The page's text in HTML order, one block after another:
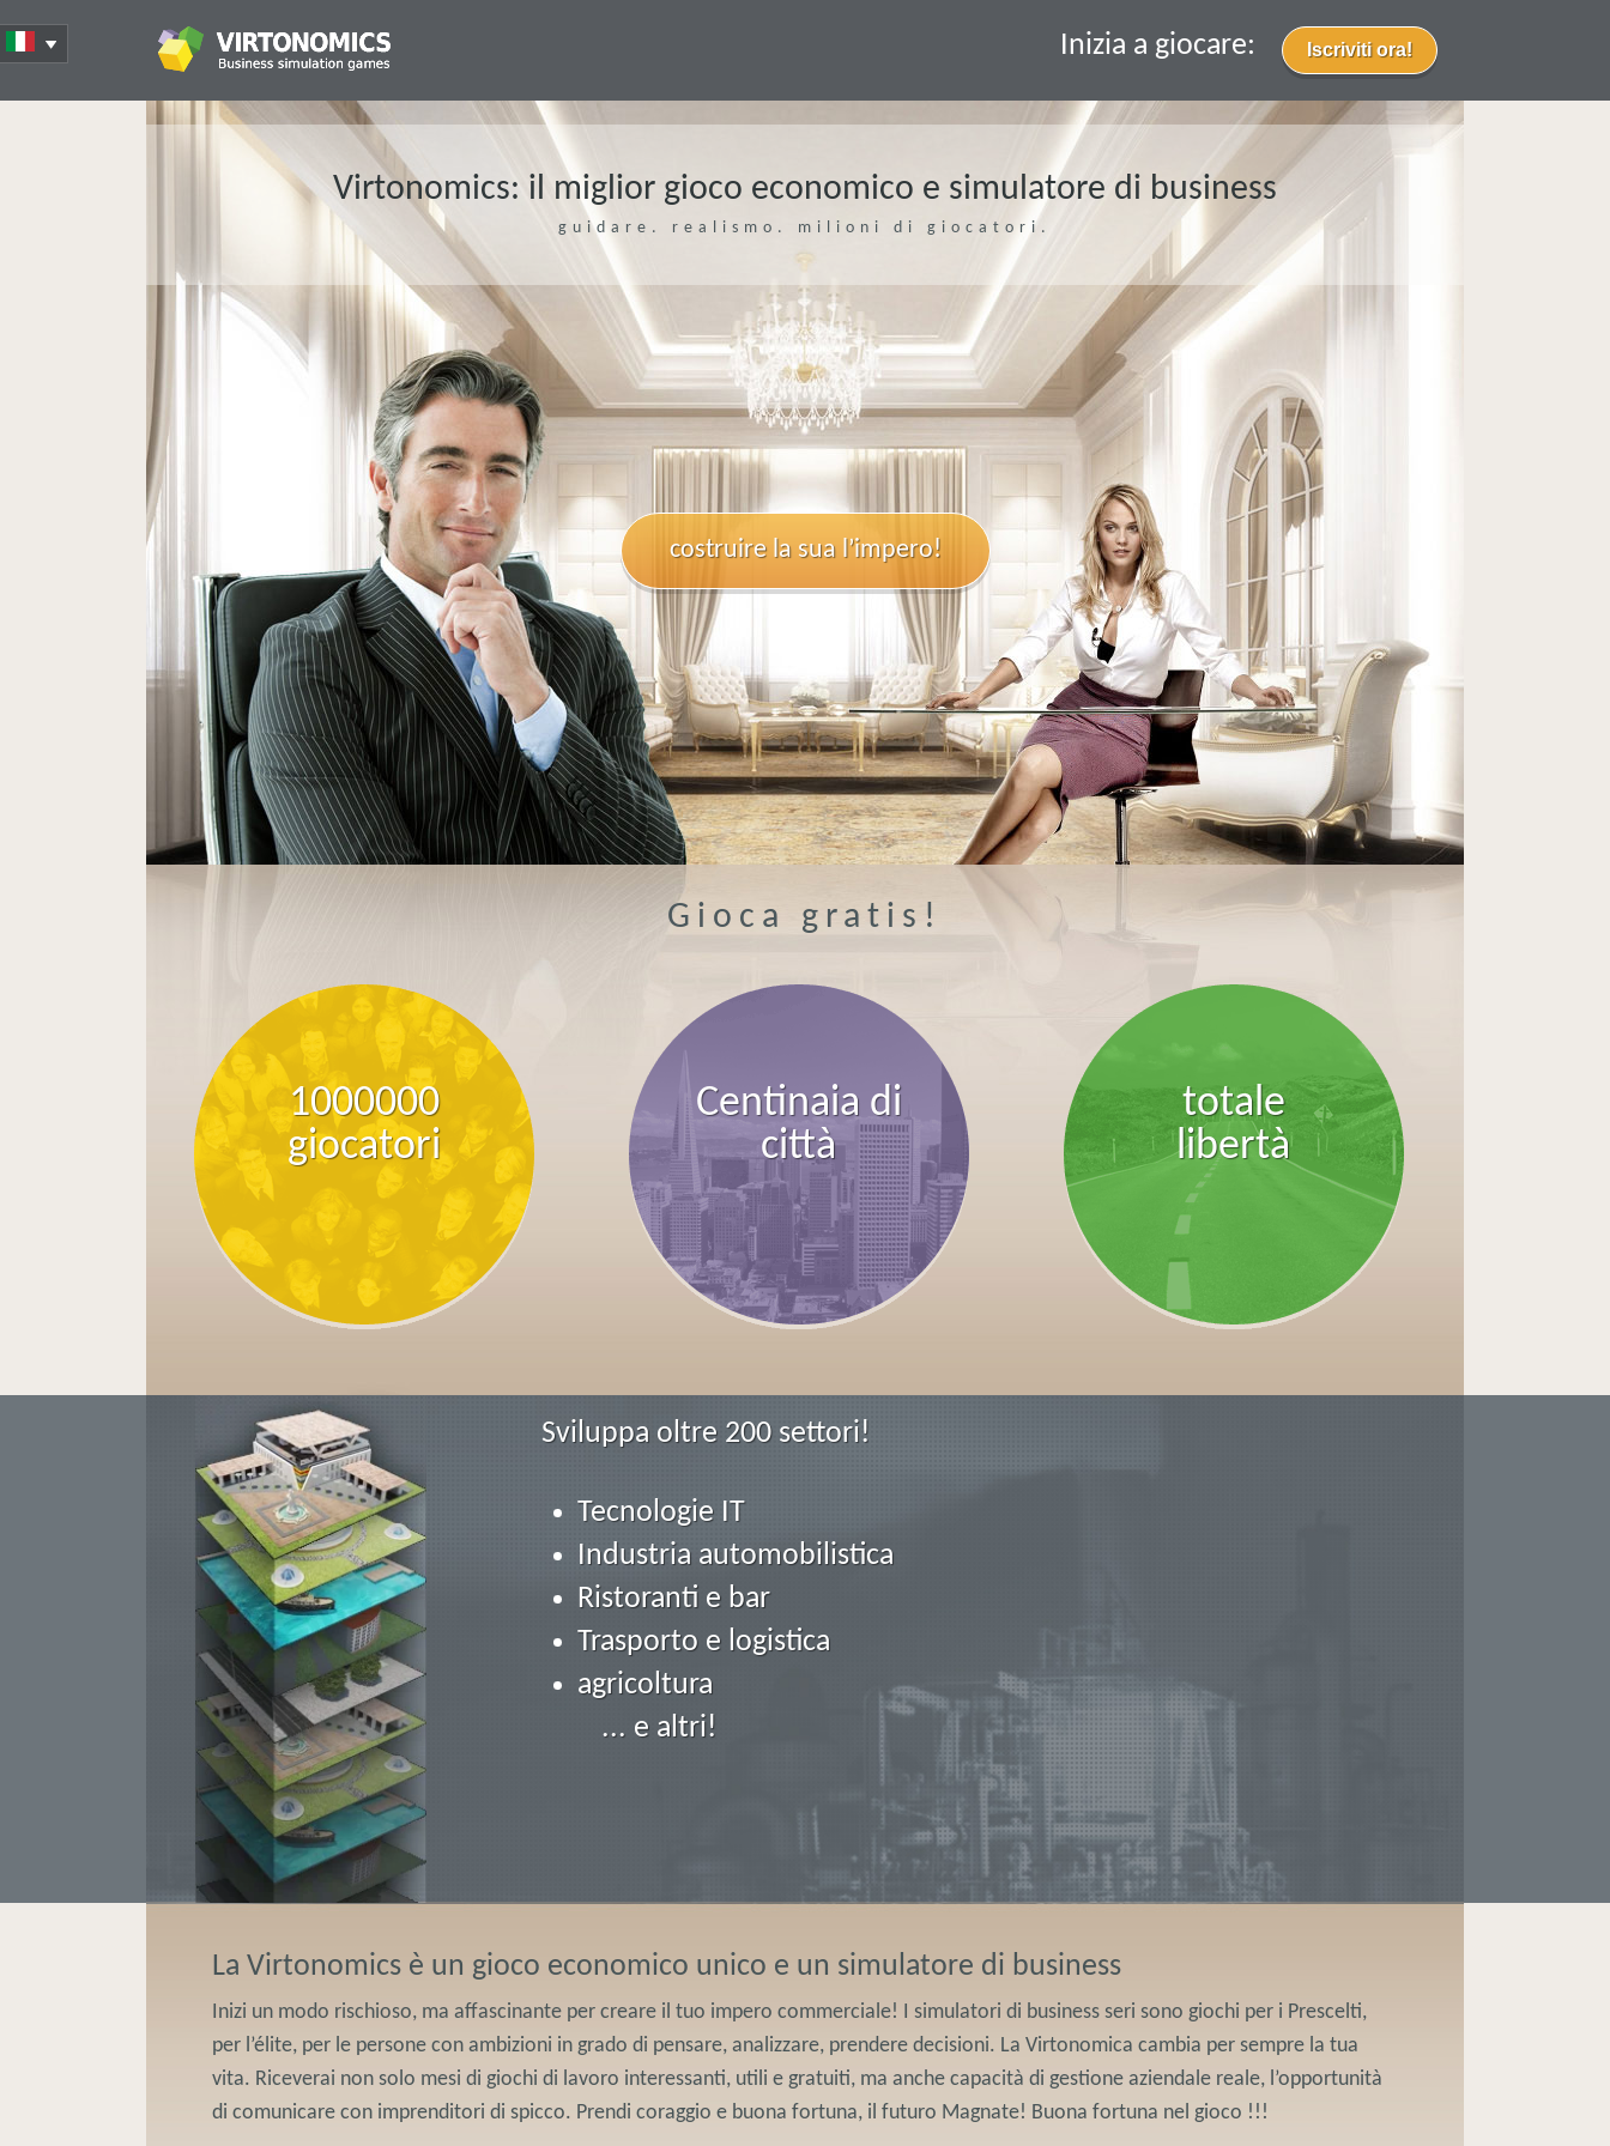
Inizia a giocare:
Virtonomics: il miglior gioco economico e simulatore di business
guidare. realismo. milioni di giocatori.
costruire la sual’impero!
Gioca gratis!
1000000
giocatori
Centinaia di
città
totale
libertà
Sviluppa oltre 200 settori!
Tecnologie IT
Industria automobilistica
Ristoranti e bar
Trasporto e logistica
agricoltura
... e altri!
La Virtonomics è un gioco economico unico e un simulatore di business
Inizi un modo rischioso, ma affascinante per creare il tuo impero commerciale! I simulatori di business seri sono giochi per i Prescelti,
per l’élite, per le persone con ambizioni in grado di pensare, analizzare, prendere decisioni. La Virtonomica cambia per sempre la tua
vita. Riceverai non solo mesi di giochi di lavoro interessanti, utili e gratuiti, ma anche capacità di gestione aziendale reale, l’opportunità
di comunicare con imprenditori di spicco. Prendi coraggio e buona fortuna, il futuro Magnate! Buona fortuna nel gioco !!!